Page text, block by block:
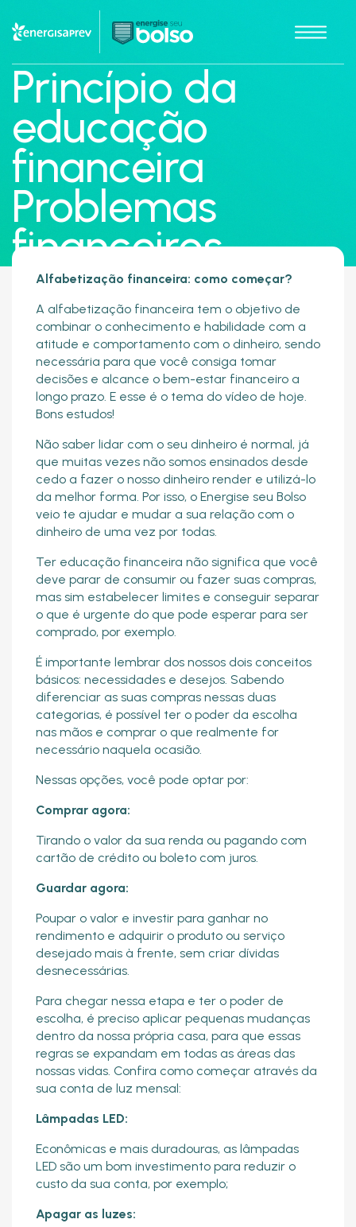
Princípio da
educação
financeira
Problemas
financeiros
Alfabetização financeira: como começar?
A alfabetização financeira tem o objetivo de
combinar o conhecimento e habilidade com a
atitude e comportamento com o dinheiro, sendo
necessária para que você consiga tomar
decisões e alcance o bem-estar financeiro a
longo prazo. E esse é o tema do vídeo de hoje.
Bons estudos!
Não saber lidar com o seu dinheiro é normal, já
que muitas vezes não somos ensinados desde
cedo a fazer o nosso dinheiro render e utilizá-lo
da melhor forma. Por isso, o Energise seu Bolso
veio te ajudar e mudar a sua relação com o
dinheiro de uma vez por todas.
Ter educação financeira não significa que você
deve parar de consumir ou fazer suas compras,
mas sim estabelecer limites e conseguir separar
o que é urgente do que pode esperar para ser
comprado, por exemplo.
É importante lembrar dos nossos dois conceitos
básicos: necessidades e desejos. Sabendo
diferenciar as suas compras nessas duas
categorias, é possível ter o poder da escolha
nas mãos e comprar o que realmente for
necessário naquela ocasião.
Nessas opções, você pode optar por:
Comprar agora:
Tirando o valor da sua renda ou pagando com
cartão de crédito ou boleto com juros.
Guardar agora:
Poupar o valor e investir para ganhar no
rendimento e adquirir o produto ou serviço
desejado mais à frente, sem criar dívidas
desnecessárias.
Para chegar nessa etapa e ter o poder de
escolha, é preciso aplicar pequenas mudanças
dentro da nossa própria casa, para que essas
regras se expandam em todas as áreas das
nossas vidas. Confira como começar através da
sua conta de luz mensal:
Lâmpadas LED:
Econômicas e mais duradouras, as lâmpadas
LED são um bom investimento para reduzir o
custo da sua conta, por exemplo;
Apagar as luzes: